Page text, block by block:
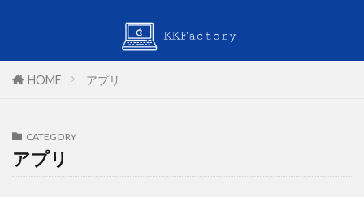
HOME アプリ
CATEGORY
アプリ